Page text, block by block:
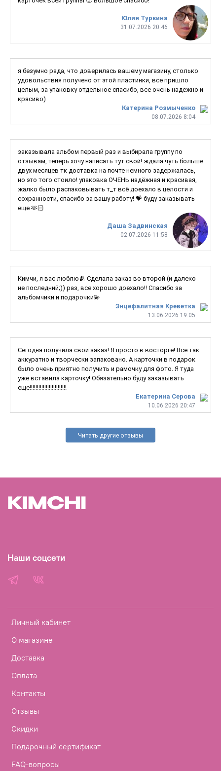
Юлия Туркина
31.07.2026 20:46
Катерина Розмыченко
08.07.2026 8:04
я безумно рада, что доверилась вашему магазину, столько
удовольствия получено от этой пластинки, все пришло
целым, за упаковку отдельное спасибо, все очень надежно и
красиво)
Даша Задвинская
02.07.2026 11:58
заказывала альбом первый раз и выбирала группу по
отзывам, теперь хочу написать тут свой! ждала чуть больше
двух месяцев тк доставка на почте немного задержалась,
но это того стоило! упаковка ОЧЕНЬ надёжная и красивая,
жалко было распаковывать т_т всё доехало в целости и
сохранности, спасибо за вашу работу! 💝 буду заказывать
еще 🫶🏻
Энцефалитная Креветка
13.06.2026 19:05
Кимчи, я вас люблю🫂 Сделала заказ во второй (и далеко
не последний;)) раз, все хорошо доехало!! Спасибо за
альбомчики и подарочки💫
Екатерина Серова
10.06.2026 20:47
Сегодня получила свой заказ! Я просто в восторге! Все так
аккуратно и творчески запаковано. А карточки в подарок
было очень приятно получить и рамочку для фото. Я туда
уже вставила карточку! Обязательно буду заказывать
еще!!!!!!!!!!!!!!!!!!!!!!!!!
Читать другие отзывы
Личный кабинет
О магазине
Доставка
Оплата
Контакты
Отзывы
Скидки
Подарочный сертификат
FAQ-вопросы
Наши соцсети